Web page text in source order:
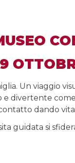
Un viaggio
e divertente
dando
guidata si